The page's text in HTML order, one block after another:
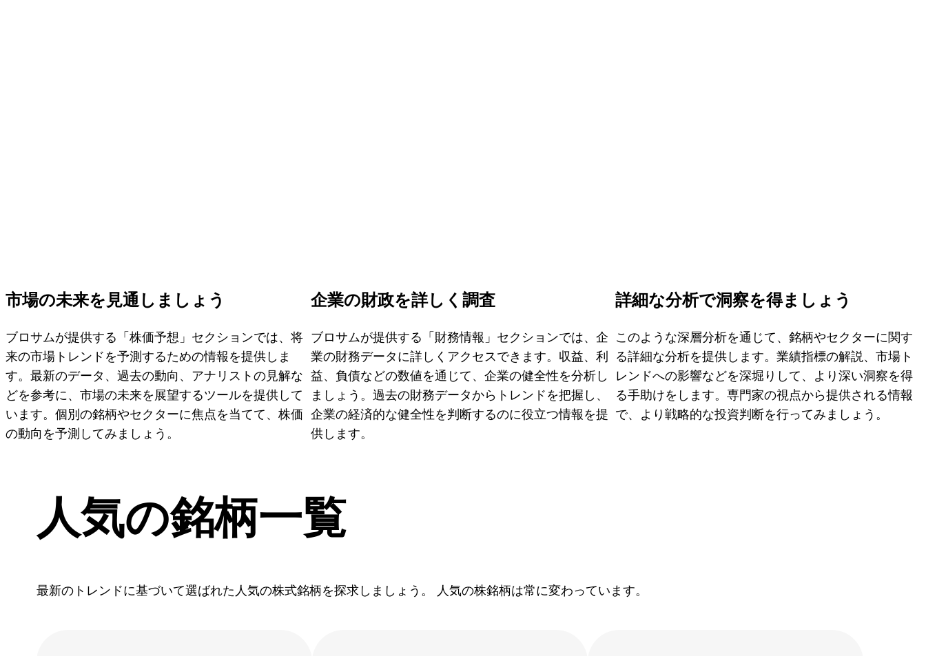
市場の未来を見通しましょう
ブロサムが提供する「株価予想」セクションでは、将
来の市場トレンドを予測するための情報を提供しま
す。最新のデータ、過去の動向、アナリストの見解な
どを参考に、市場の未来を展望するツールを提供して
います。個別の銘柄やセクターに焦点を当てて、株価
の動向を予測してみましょう。
企業の財政を詳しく調査
ブロサムが提供する「財務情報」セクションでは、企
業の財務データに詳しくアクセスできます。収益、利
益、負債などの数値を通じて、企業の健全性を分析し
ましょう。過去の財務データからトレンドを把握し、
企業の経済的な健全性を判断するのに役立つ情報を提
供します。
詳細な分析で洞察を得ましょう
このような深層分析を通じて、銘柄やセクターに関す
る詳細な分析を提供します。業績指標の解説、市場ト
レンドへの影響などを深堀りして、より深い洞察を得
る手助けをします。専門家の視点から提供される情報
で、より戦略的な投資判断を行ってみましょう。
人気の銘柄一覧
最新のトレンドに基づいて選ばれた人気の株式銘柄を探求しましょう。 人気の株銘柄は常に変わっています。